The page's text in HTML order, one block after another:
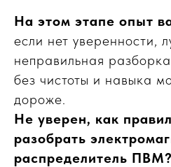
На этом этапе опыт
если нет уверенности,
неправильная
без чистоты и навыка
дороже.
Не уверен, как
разобрать
распределитель ПВМ?